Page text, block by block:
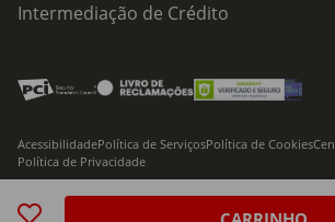
Intermediação de Crédito
© 2026 Modelo Continente Hipermercados, S.A. Todos
AcessibilidadePolítica de ServiçosPolítica de Cookies
Política de Privacidade